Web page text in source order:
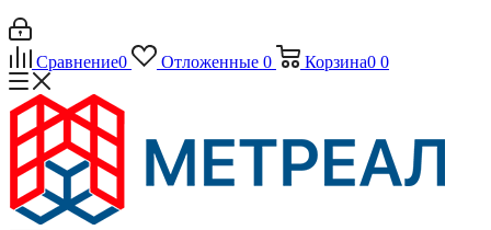
Сравнение0 Отложенные 0 Корзина0 0